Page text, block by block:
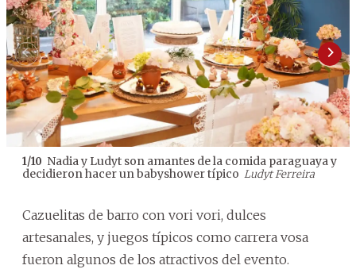
1/10 Nadia y Ludyt son amantes de la comida paraguaya y
decidieron hacer un babyshower típico Ludyt Ferreira
Cazuelitas de barro con vori vori, dulces
artesanales, y juegos típicos como carrera vosa
fueron algunos de los atractivos del evento.